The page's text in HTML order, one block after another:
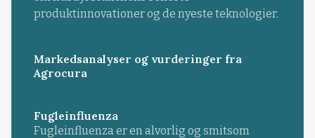
produktinnovationer og de nyeste teknologier.
Markedsanalyser og vurderinger fra
Agrocura
Fugleinfluenza
Fugleinfluenza er en alvorlig og smitsom